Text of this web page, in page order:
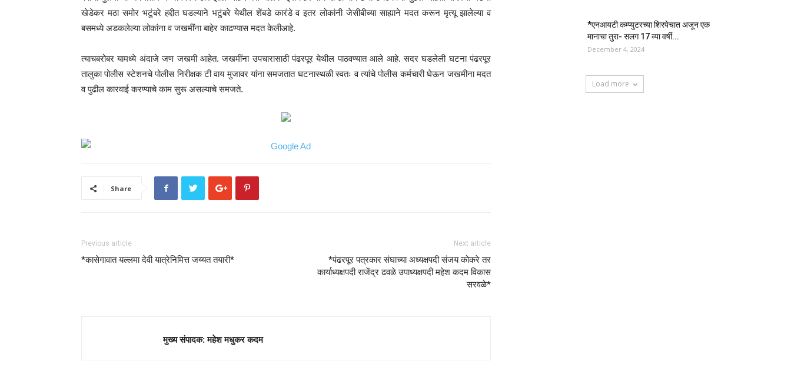
खेडेकर मठा समोर भटुंबरे हद्दीत घडल्याने भटुंबरे येथील शेंबडे कारंडे व इतर लोकांनी जेसीबीच्या साह्याने मदत करून मृत्यू झालेल्या व
बसमध्ये अडकलेल्या लोकांना व जखमींना बाहेर काढण्यास मदत केलीआहे.
त्याचबरोबर यामध्ये अंदाजे जण जखमी आहेत. जखमींना उपचारासाठी पंढरपूर येथील पाठवण्यात आले आहे. सदर घडलेली घटना पंढरपूर
तालुका पोलीस स्टेशनचे पोलीस निरीक्षक टी वाय मुजावर यांना समजतात घटनास्थळी स्वतः व त्यांचे पोलीस कर्मचारी घेऊन जखमीना मदत
व पुढील कारवाई करण्याचे काम सुरू असल्याचे समजते.
Share
Previous article
*कासेगावात यल्लमा देवी यात्रेनिमित्त जय्यत तयारी*
Next article
*पंढरपूर पत्रकार संघाच्या अध्यक्षपदी संजय कोकरे तर
कार्याध्यक्षपदी राजेंद्र ढवळे उपाध्यक्षपदी महेश कदम विकास
सरवळे*
मुख्य संपादक: महेश मधुकर कदम
*एनआयटी कम्प्युटरच्या शिरपेचात अजून एक
मानाचा तुरा- सलग 17 व्या वर्षी...
December 4, 2024
Load more